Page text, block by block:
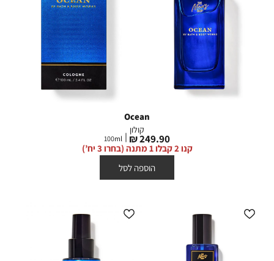
Ocean
קולון
מחיר
מוצר
249.90 ₪
100ml
קנו 2 קבלו 1 מתנה (בחרו 3 יח’)
הוספה לסל